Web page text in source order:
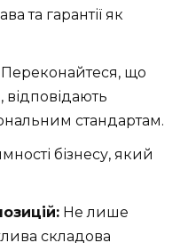
та гарантії як
Переконайтеся, що
відповідають
стандартам.
бізнесу, який
Не лише
складова